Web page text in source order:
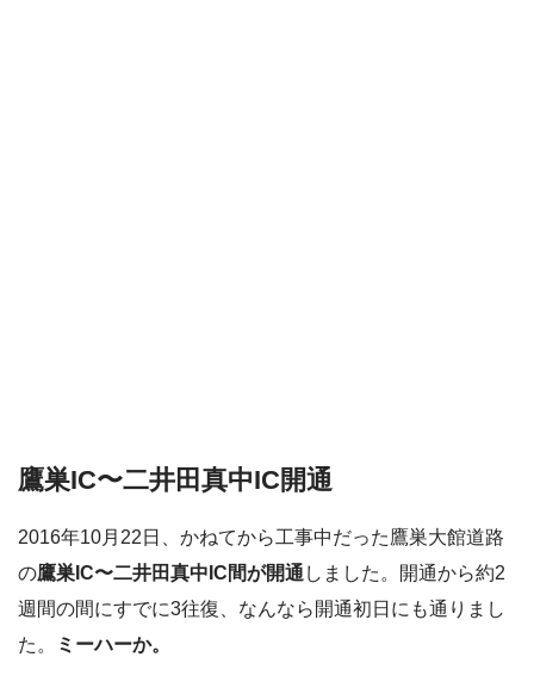
鷹巣IC〜二井田真中IC開通
2016年10月22日、かねてから工事中だった鷹巣大館道路
の鷹巣IC〜二井田真中IC間が開通 しました。開通から約2
週間の間にすでに3往復、なんなら開通初日にも通りまし
た。
ミーハーか。